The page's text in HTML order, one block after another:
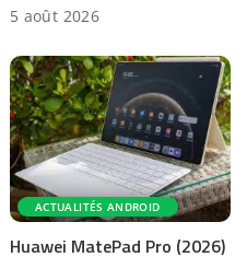
5 août 2026
ACTUALITÉS ANDROID
Huawei MatePad Pro (2026)